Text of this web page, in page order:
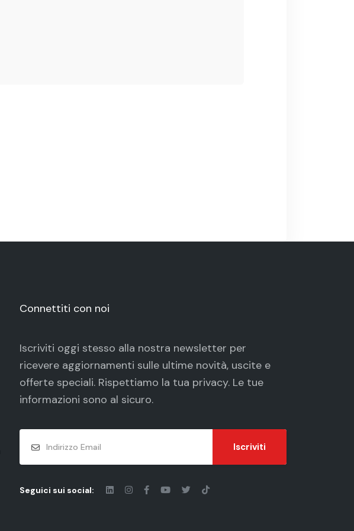
Connettiti con noi
Iscriviti oggi stesso alla nostra newsletter per
ricevere aggiornamenti sulle ultime novità, uscite e
offerte speciali. Rispettiamo la tua privacy. Le tue
informazioni sono al sicuro.
Iscriviti
Seguici sui social: